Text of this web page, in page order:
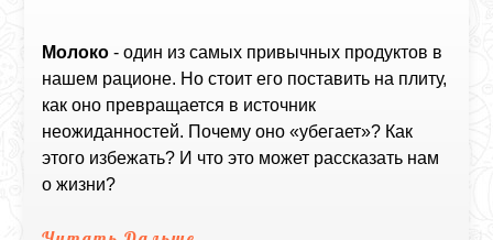
Молоко - один из самых привычных продуктов в
нашем рационе. Но стоит его поставить на плиту,
как оно превращается в источник
неожиданностей. Почему оно «убегает»? Как
этого избежать? И что это может рассказать нам
о жизни?